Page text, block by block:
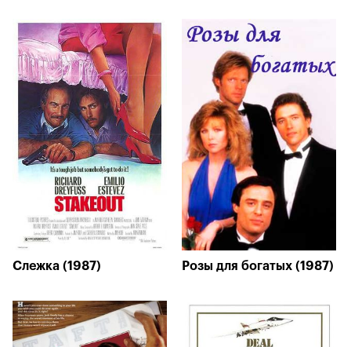
Слежка (1987) Розы для богатых (1987)